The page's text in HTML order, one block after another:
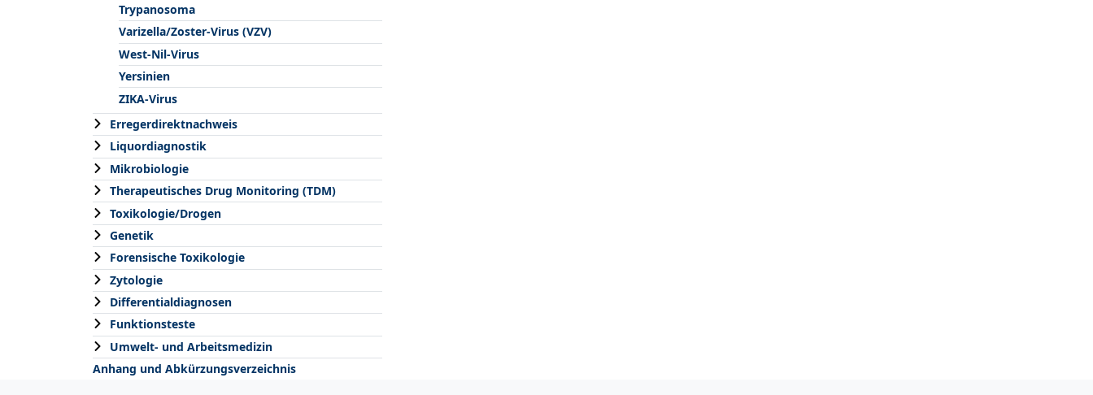
Trypanosoma
Varizella/Zoster-Virus (VZV)
West-Nil-Virus
Yersinien
ZIKA-Virus
Erregerdirektnachweis
Liquordiagnostik
Mikrobiologie
Therapeutisches Drug Monitoring (TDM)
Toxikologie/Drogen
Genetik
Forensische Toxikologie
Zytologie
Differentialdiagnosen
Funktionsteste
Umwelt- und Arbeitsmedizin
Anhang und Abkürzungsverzeichnis